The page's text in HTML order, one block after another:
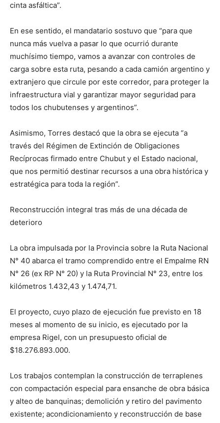
cinta asfáltica”.
En ese sentido, el mandatario sostuvo que “para que
nunca más vuelva a pasar lo que ocurrió durante
muchísimo tiempo, vamos a avanzar con controles de
carga sobre esta ruta, pesando a cada camión argentino y
extranjero que circule por este corredor, para proteger la
infraestructura vial y garantizar mayor seguridad para
todos los chubutenses y argentinos”.
Asimismo, Torres destacó que la obra se ejecuta “a
través del Régimen de Extinción de Obligaciones
Recíprocas firmado entre Chubut y el Estado nacional,
que nos permitió destinar recursos a una obra histórica y
estratégica para toda la región”.
Reconstrucción integral tras más de una década de
deterioro
La obra impulsada por la Provincia sobre la Ruta Nacional
N° 40 abarca el tramo comprendido entre el Empalme RN
N° 26 (ex RP N° 20) y la Ruta Provincial N° 23, entre los
kilómetros 1.432,43 y 1.474,71.
El proyecto, cuyo plazo de ejecución fue previsto en 18
meses al momento de su inicio, es ejecutado por la
empresa Rigel, con un presupuesto oficial de
$18.276.893.000.
Los trabajos contemplan la construcción de terraplenes
con compactación especial para ensanche de obra básica
y alteo de banquinas; demolición y retiro del pavimento
existente; acondicionamiento y reconstrucción de base